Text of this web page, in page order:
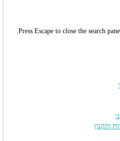
Press Escape to close the search